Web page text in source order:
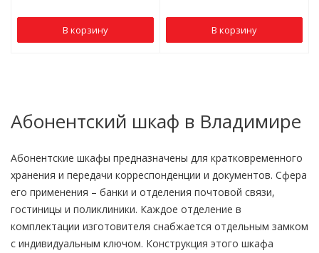
В корзину В корзину
Абонентский шкаф в Владимире
Абонентские шкафы предназначены для кратковременного
хранения и передачи корреспонденции и документов. Сфера
его применения – банки и отделения почтовой связи,
гостиницы и поликлиники. Каждое отделение в
комплектации изготовителя снабжается отдельным замком
с индивидуальным ключом. Конструкция этого шкафа